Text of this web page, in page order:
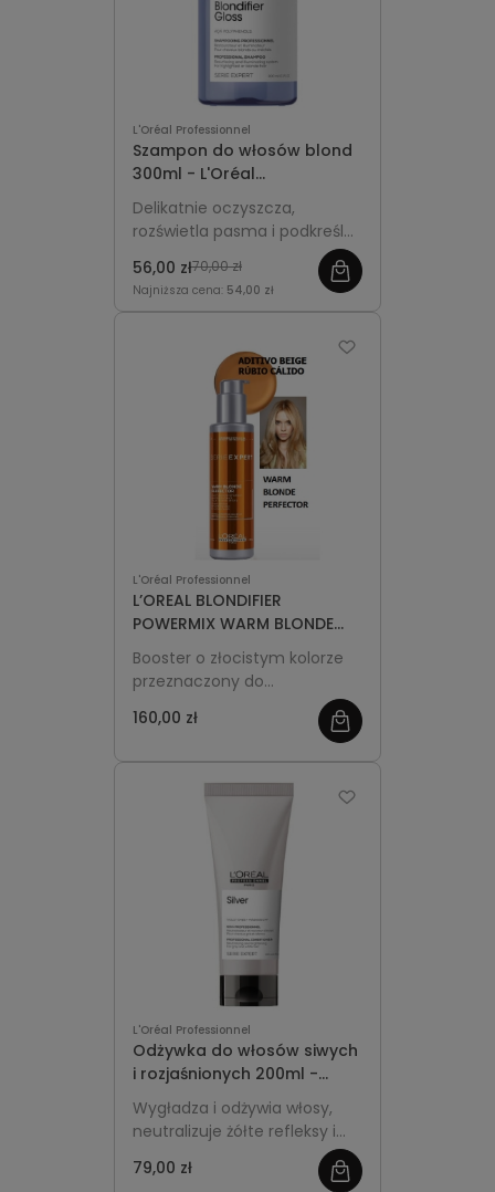
L'Oréal Professionnel
Szampon do włosów blond
300ml - L'Oréal
Professionnel Blondifier
Gloss
Delikatnie oczyszcza,
rozświetla pasma i podkreśla
blask włosów blond, nadając
im gładkość i miękkość.
56,00 zł70,00 zł
Najniższa cena: 54,00 zł
L'Oréal Professionnel
L’OREAL BLONDIFIER
POWERMIX WARM BLONDE
PERFECTOR 150 ml
Booster o złocistym kolorze
przeznaczony do
podkreślenia ciepłych odcieni
blond. PROFESJONALNA
pigment należy zmieszać z
maską BLONDIFIER w celu
wzmocnienia ciepłych
odcieni blond i beżowych
160,00 zł
L'Oréal Professionnel
Odżywka do włosów siwych
i rozjaśnionych 200ml -
L'Oréal Professionnel Silver
Wygładza i odżywia włosy,
neutralizuje żółte refleksy i
podkreśla chłodny, świetlisty
odcień.
79,00 zł